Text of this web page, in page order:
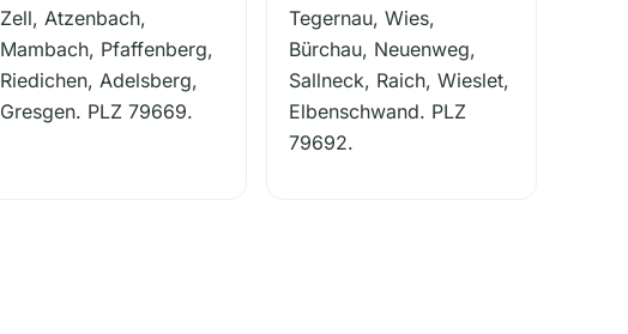
Zell, Atzenbach,
Mambach, Pfaffenberg,
Riedichen, Adelsberg,
Gresgen. PLZ 79669.
Tegernau, Wies,
Bürchau, Neuenweg,
Sallneck, Raich, Wieslet,
Elbenschwand. PLZ
79692.